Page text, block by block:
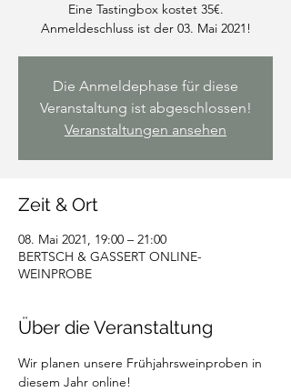
Eine Tastingbox kostet 35€.
Anmeldeschluss ist der 03. Mai 2021!
Die Anmeldephase für diese
Veranstaltung ist abgeschlossen!
Veranstaltungen ansehen
Zeit & Ort
08. Mai 2021, 19:00 – 21:00
BERTSCH & GASSERT ONLINE-
WEINPROBE
Über die Veranstaltung
Wir planen unsere Frühjahrsweinproben in
diesem Jahr online!